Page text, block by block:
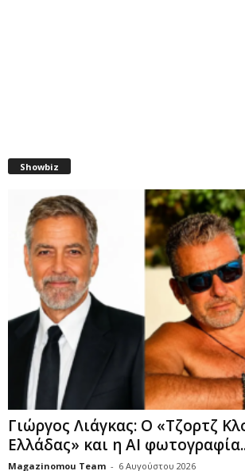
Showbiz
Γιώργος Λιάγκας: Ο «Τζορτζ
Ελλάδας» και η AI
Magazinomou Team - 6 Αυγούστου 2026